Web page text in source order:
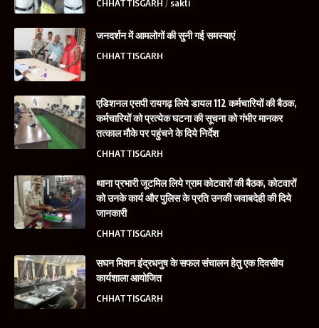
CHHATTISGARH sakti
जनदर्शन में आमलोगों की सुनी गई समस्याएं
CHHATTISGARH
एडिशनल एसपी रायगढ़ लिये डायल 112 कर्मचारियों की बैठक,
कर्मचारियों को प्रत्येक घटना की सूचना को गंभीर मानकर
तत्काल मौके पर पहुंचने के दिये निर्देश
CHHATTISGARH
थाना प्रभारी जूटमिल लिये ग्राम कोटवारों की बैठक, कोटवारों
को उनके कार्य और पुलिस के प्रति उनकी जवाबदेही की दिये
जानकारी
CHHATTISGARH
सघन मिशन इंद्रधनुष के सफल संचालन हेतु एक दिवसीय
कार्यशाला आयोजित
CHHATTISGARH